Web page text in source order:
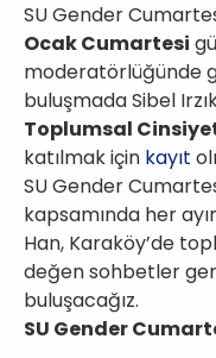
SU Gender
Ocak Cumartesi
moderatörlüğünde
buluşmada Sibel
Toplumsal
katılmak için kayıt
SU Gender
kapsamında her
Han, Karaköy’de
değen sohbetler
buluşacağız.
SU Gender